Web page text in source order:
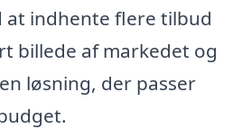
at indhente flere tilbud
billede af markedet og
løsning, der passer